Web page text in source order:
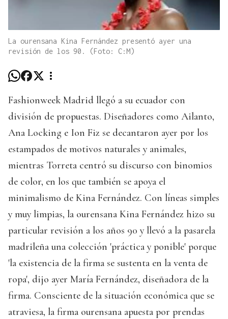
La ourensana Kina Fernández presentó ayer una
revisión de los 90. (Foto: C:M)
Fashionweek Madrid llegó a su ecuador con
división de propuestas. Diseñadores como Ailanto,
Ana Locking e Ion Fiz se decantaron ayer por los
estampados de motivos naturales y animales,
mientras Torreta centró su discurso con binomios
de color, en los que también se apoya el
minimalismo de Kina Fernández. Con líneas simples
y muy limpias, la ourensana Kina Fernández hizo su
particular revisión a los años 90 y llevó a la pasarela
madrileña una colección 'práctica y ponible' porque
'la existencia de la firma se sustenta en la venta de
ropa', dijo ayer María Fernández, diseñadora de la
firma. Consciente de la situación económica que se
atraviesa, la firma ourensana apuesta por prendas